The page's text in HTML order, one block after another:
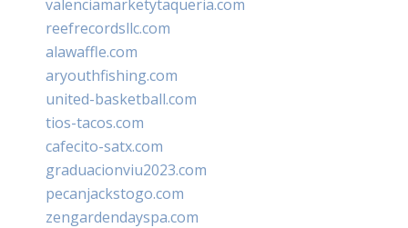
valenciamarketytaqueria.com
reefrecordsllc.com
alawaffle.com
aryouthfishing.com
united-basketball.com
tios-tacos.com
cafecito-satx.com
graduacionviu2023.com
pecanjackstogo.com
zengardendayspa.com